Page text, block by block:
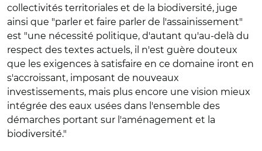
collectivités territoriales et de la biodiversité, juge
ainsi que "parler et faire parler de l'assainissement"
est "une nécessité politique, d'autant qu'au-delà du
respect des textes actuels, il n'est guère douteux
que les exigences à satisfaire en ce domaine iront en
s'accroissant, imposant de nouveaux
investissements, mais plus encore une vision mieux
intégrée des eaux usées dans l'ensemble des
démarches portant sur l'aménagement et la
biodiversité."